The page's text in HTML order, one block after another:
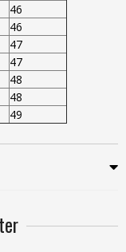
46
46
47
47
48
48
49